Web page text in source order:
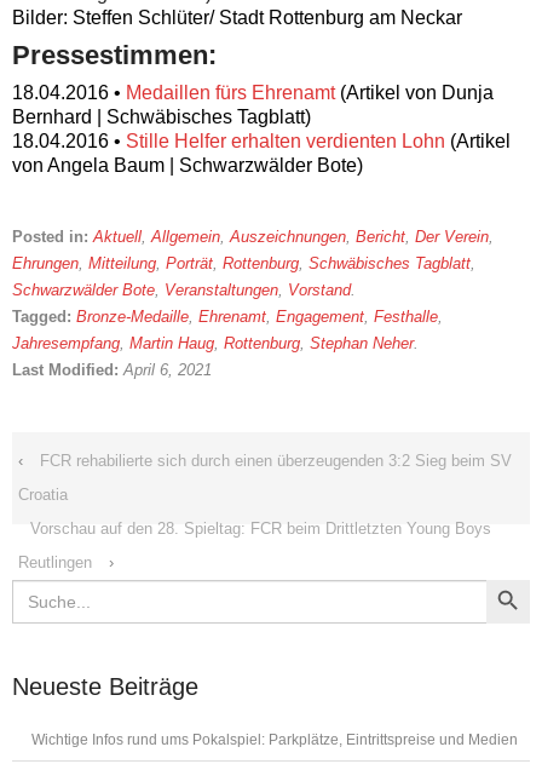
Bilder: Steffen Schlüter/ Stadt Rottenburg am Neckar
Pressestimmen:
18.04.2016 • Medaillen fürs Ehrenamt (Artikel von Dunja
Bernhard | Schwäbisches Tagblatt)
18.04.2016 • Stille Helfer erhalten verdienten Lohn (Artikel
von Angela Baum | Schwarzwälder Bote)
Posted in: Aktuell Allgemein Auszeichnungen Bericht Der Verein
Ehrungen Mitteilung Porträt Rottenburg Schwäbisches Tagblatt
Schwarzwälder Bote
Veranstaltungen Vorstand.
Tagged: Bronze-Medaille Ehrenamt Engagement Festhalle
Jahresempfang Martin Haug Rottenburg Stephan Neher.
Last Modified: April 6, 2021
‹
FCR rehabilierte sich durch einen überzeugenden 3:2 Sieg beim SV
Croatia
Vorschau auf den 28. Spieltag: FCR beim Drittletzten Young Boys
Reutlingen
›
Search
for:
Search Button
Neueste Beiträge
Wichtige Infos rund ums Pokalspiel: Parkplätze, Eintrittspreise und Medien